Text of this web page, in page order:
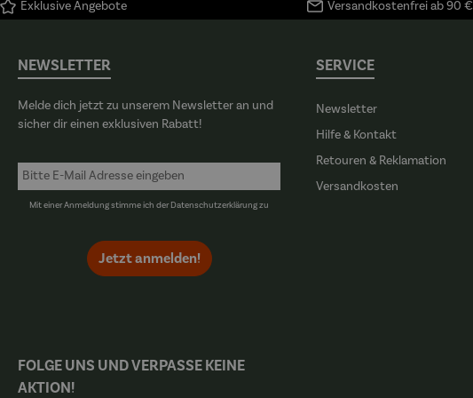
Paul Klee
Exklusive Angebote Versandkostenfrei ab 90 €
NEWSLETTER
Melde dich jetzt zu unserem Newsletter an und
sicher dir einen exklusiven Rabatt!
Mit einer Anmeldung stimme ich derDatenschutzerklärungzu
Jetzt anmelden!
SERVICE
Newsletter
Hilfe & Kontakt
Retouren & Reklamation
Versandkosten
FOLGE UNS UND VERPASSE KEINE
AKTION!